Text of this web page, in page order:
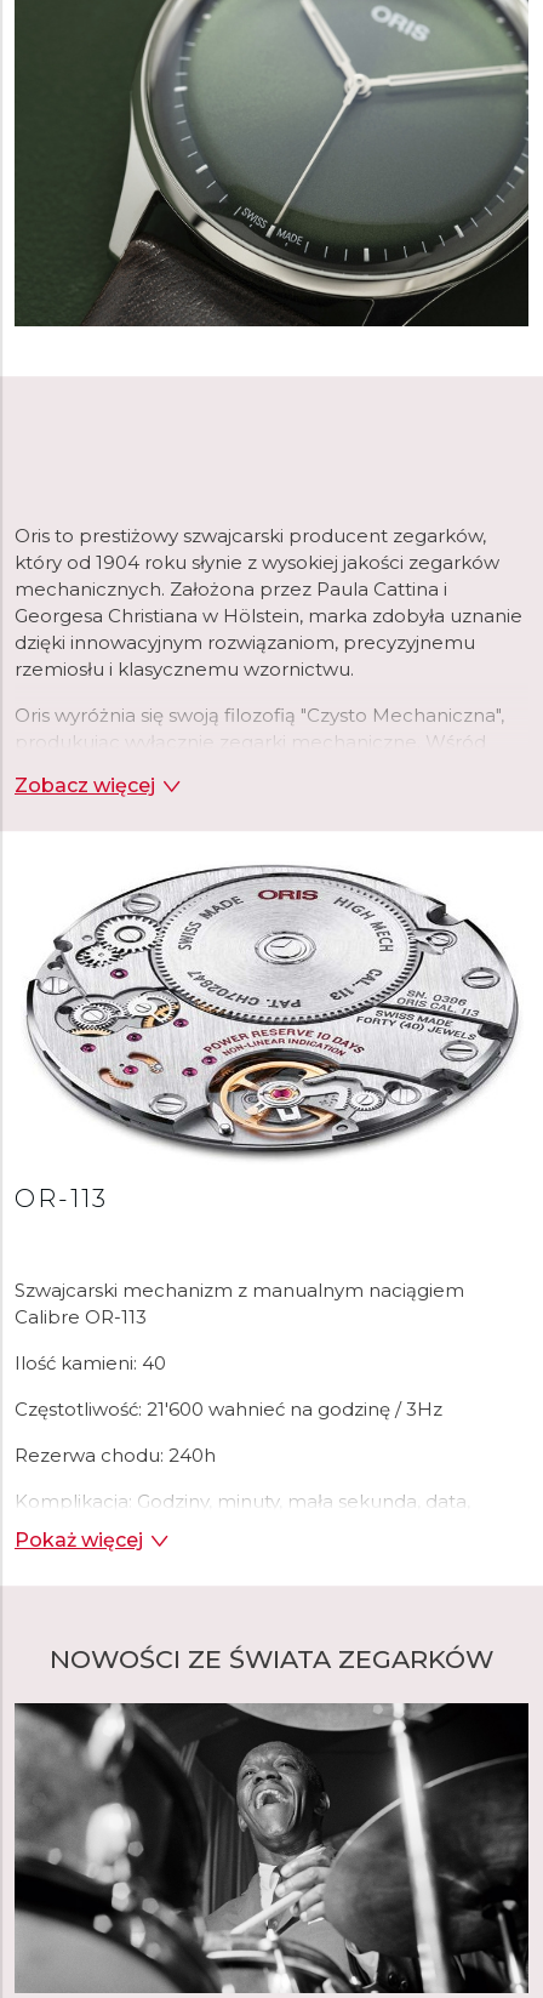
Oris to prestiżowy szwajcarski producent zegarków,
który od 1904 roku słynie z wysokiej jakości zegarków
mechanicznych. Założona przez Paula Cattina i
Georgesa Christiana w Hölstein, marka zdobyła uznanie
dzięki innowacyjnym rozwiązaniom, precyzyjnemu
rzemiosłu i klasycznemu wzornictwu.
Oris wyróżnia się swoją filozofią "Czysto Mechaniczna",
produkując wyłącznie zegarki mechaniczne. Wśród
Five, Aquis, Big Crown ProPilot oraz Artelier. Oris jest
organizacjami ekologicznymi. Marka ta, dzięki swojej
bogatej historii i ciągłemu dążeniu do doskonałości, jest
ceniona przez miłośników zegarków na całym świecie.
Zobacz więcej
OR-113
Szwajcarski mechanizm z manualnym naciągiem
Calibre OR-113
Ilość kamieni: 40
Częstotliwość: 21'600 wahnieć na godzinę / 3Hz
Rezerwa chodu: 240h
Komplikacja: Godziny, minuty, mała sekunda, data,
rezerwa chodu, stop sekunda, miesiąc, numer tygodnia
Pokaż więcej
NOWOŚCI ZE ŚWIATA ZEGARKÓW